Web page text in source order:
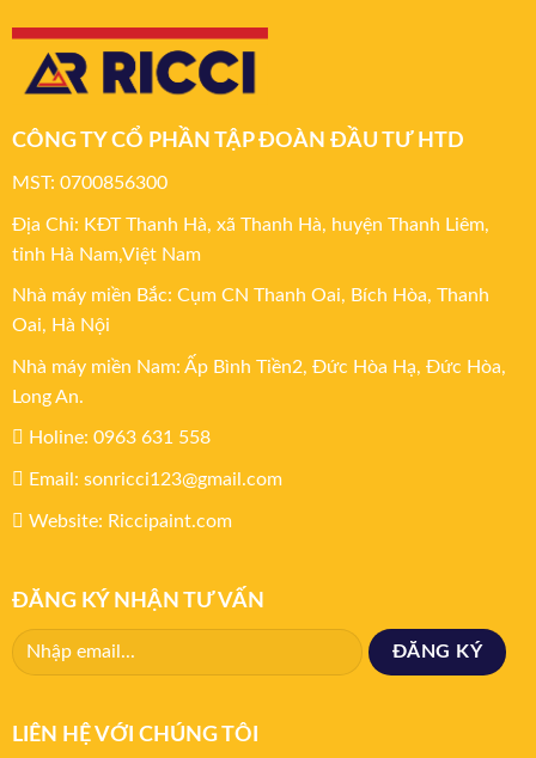
CÔNG TY CỔ PHẦN TẬP ĐOÀN ĐẦU TƯ HTD
MST: 0700856300
Địa Chỉ: KĐT Thanh Hà, xã Thanh Hà, huyện Thanh Liêm,
tỉnh Hà Nam,Việt Nam
Nhà máy miền Bắc: Cụm CN Thanh Oai, Bích Hòa, Thanh
Oai, Hà Nội
Nhà máy miền Nam: Ấp Bình Tiền2, Đức Hòa Hạ, Đức Hòa,
Long An.
Holine: 0963 631 558
Email: sonricci123@gmail.com
Website: Riccipaint.com
ĐĂNG KÝ NHẬN TƯ VẤN
LIÊN HỆ VỚI CHÚNG TÔI